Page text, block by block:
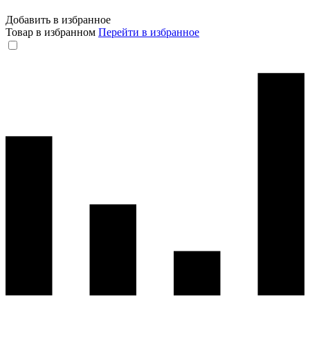
Добавить в избранное
Товар в избранном Перейти в избранное